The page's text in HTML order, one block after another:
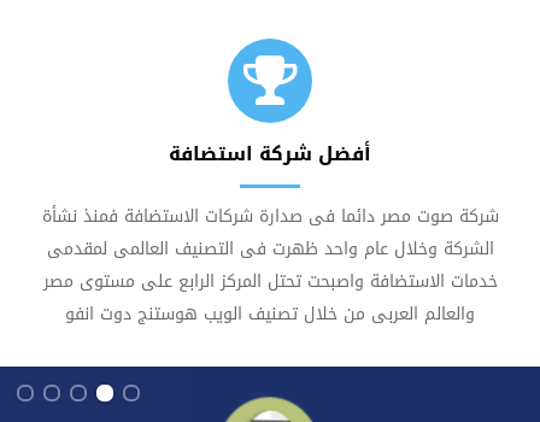
أفضل شركة استضافة
شركة صوت مصر دائما فى صدارة شركات الاستضافة فمنذ نشأة
الشركة وخلال عام واحد ظهرت فى التصنيف العالمى لمقدمى
خدمات الاستضافة واصبحت تحتل المركز الرابع على مستوى مصر
والعالم العربى من خلال تصنيف الويب هوستنج دوت انفو